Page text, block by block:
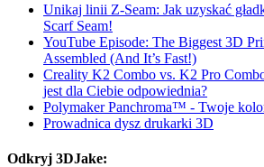
Unikaj linii Z-Seam: Jak uzyskać
Scarf Seam!
YouTube Episode: The Biggest 3D
Assembled (And It’s Fast!)
Creality K2 Combo vs. K2 Pro
jest dla Ciebie odpowiednia?
Polymaker Panchroma™ - Twoje
Prowadnica dysz drukarki 3D
Odkryj 3DJake: